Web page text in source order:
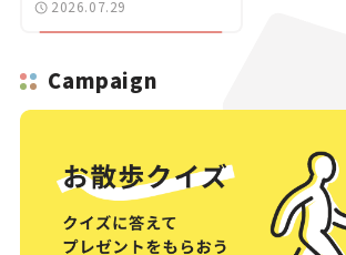
2026.07.29
Campaign